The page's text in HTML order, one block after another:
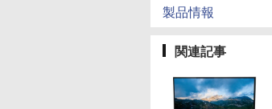
製品情報
関連記事